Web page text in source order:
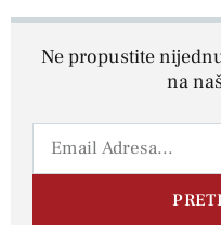
Ne propustite
na